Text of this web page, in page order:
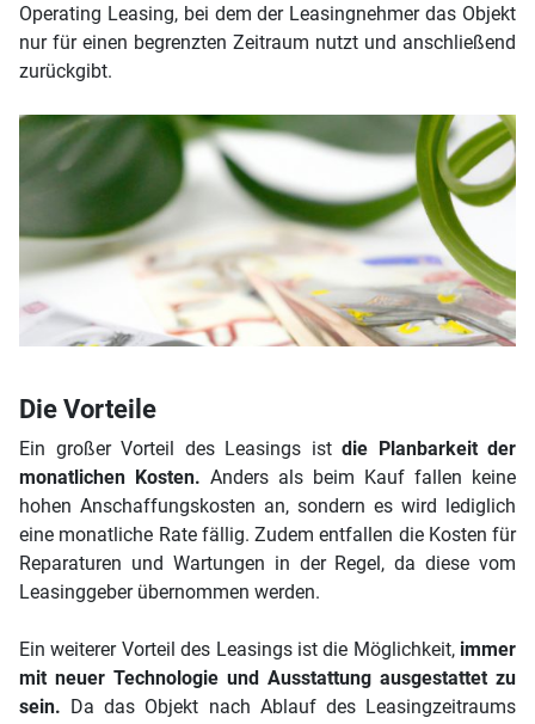
Operating Leasing, bei dem der Leasingnehmer das Objekt
nur für einen begrenzten Zeitraum nutzt und anschließend
zurückgibt.
Die Vorteile
Ein großer Vorteil des Leasings ist die Planbarkeit der
monatlichen Kosten. Anders als beim Kauf fallen keine
hohen Anschaffungskosten an, sondern es wird lediglich
eine monatliche Rate fällig. Zudem entfallen die Kosten für
Reparaturen und Wartungen in der Regel, da diese vom
Leasinggeber übernommen werden.
Ein weiterer Vorteil des Leasings ist die Möglichkeit, immer
mit neuer Technologie und Ausstattung ausgestattet zu
sein. Da das Objekt nach Ablauf des Leasingzeitraums